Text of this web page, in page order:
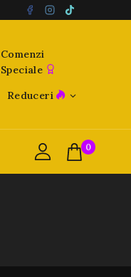
Comenzi
Speciale
Reduceri
0